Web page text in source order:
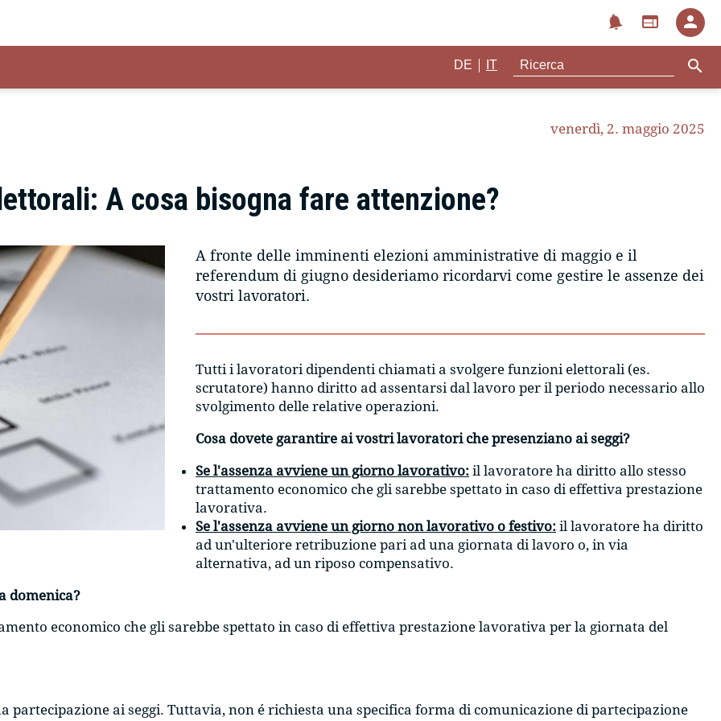
notifications web person
DE IT search
venerdì, 2. maggio 2025
A cosa bisogna fare attenzione?
A fronte delle imminenti elezioni amministrative di maggio e il
referendum di giugno desideriamo ricordarvi come gestire le assenze dei
vostri lavoratori.
Tutti i lavoratori dipendenti chiamati a svolgere funzioni elettorali (es.
scrutatore) hanno diritto ad assentarsi dal lavoro per il periodo necessario allo
svolgimento delle relative operazioni.
Cosa dovete garantire ai vostri lavoratori che presenziano ai seggi?
Se l'assenza avviene un giorno lavorativo: il lavoratore ha diritto allo stesso
trattamento economico che gli sarebbe spettato in caso di effettiva prestazione
lavorativa.
Se l'assenza avviene un giorno non lavorativo o festivo: il lavoratore ha diritto
ad un'ulteriore retribuzione pari ad una giornata di lavoro o, in via
alternativa, ad un riposo compensativo.
domenica?
economico che gli sarebbe spettato in caso di effettiva prestazione lavorativa per la giornata del
ai seggi. Tuttavia, non é richiesta una specifica forma di comunicazione di partecipazione